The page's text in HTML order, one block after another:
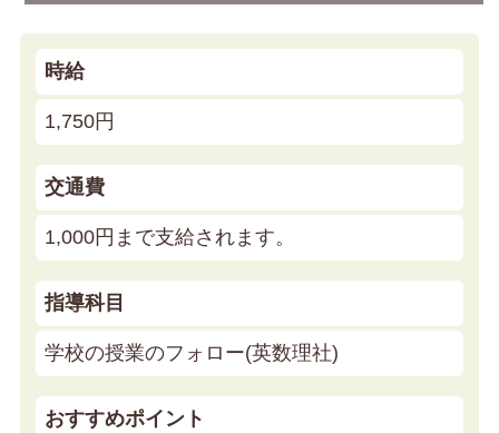
時給
1,750円
交通費
1,000円まで支給されます。
指導科目
学校の授業のフォロー(英数理社)
おすすめポイント